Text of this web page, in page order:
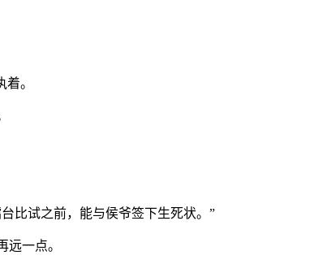
。
比试之前，能与侯爷签下生死状。”
一点。